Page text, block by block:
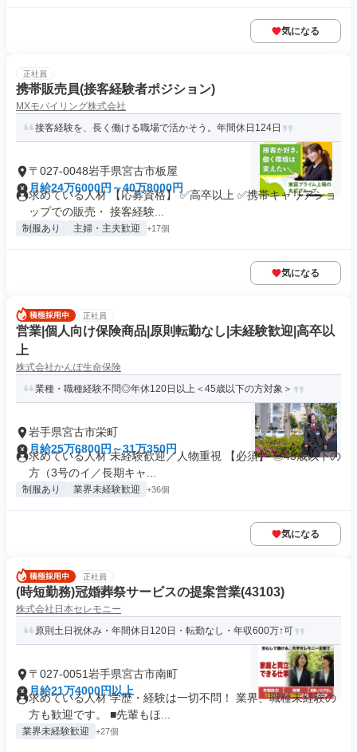
気になる
正社員
携帯販売員(接客経験者ポジション)
MXモバイリング株式会社
接客経験を、長く働ける職場で活かそう。年間休日124日
〒027-0048岩手県宮古市板屋
月給24万6000円～40万8000円
求めている人材 【応募資格】 ✅高卒以上 ✅携帯キャリアショ
ップでの販売・ 接客経験...
制服あり 主婦・主夫歓迎 +17個
気になる
正社員
営業|個人向け保険商品|原則転勤なし|未経験歓迎|高卒以
上
株式会社かんぽ生命保険
業種・職種経験不問◎年休120日以上＜45歳以下の方対象＞
岩手県宮古市栄町
月給25万6800円～31万350円
求めている人材 未経験歓迎／人物重視 【必須】 ◎45歳以下の
方（3号のイ／長期キャ...
制服あり 業界未経験歓迎 +36個
気になる
正社員
(時短勤務)冠婚葬祭サービスの提案営業(43103)
株式会社日本セレモニー
原則土日祝休み・年間休日120日・転勤なし・年収600万↑可
〒027-0051岩手県宮古市南町
月給21万4000円以上
求めている人材 学歴・経験は一切不問！ 業界、職種未経験の
方も歓迎です。 ■先輩もほ...
業界未経験歓迎 +27個